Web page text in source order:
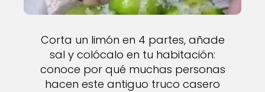
Corta un limón en 4 partes, añade
sal y colócalo en tu habitación:
conoce por qué muchas personas
hacen este antiguo truco casero